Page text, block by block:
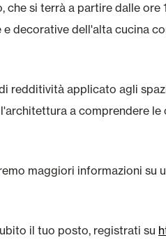
che si terrà a partire dalle
decorative dell'alta cucina
redditività applicato agli
a comprendere
maggiori informazioni
il tuo posto, registrati su